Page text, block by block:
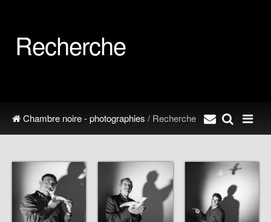
Recherche
Chambre noire - photographies / Recherche